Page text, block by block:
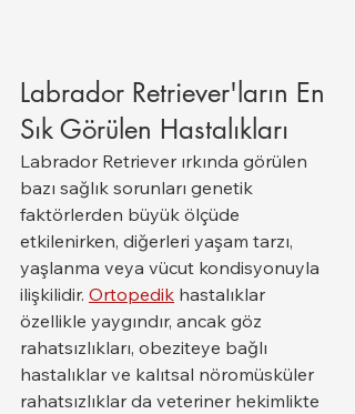
Labrador Retriever'ların En
Sık Görülen Hastalıkları
Labrador Retriever ırkında görülen
bazı sağlık sorunları genetik
faktörlerden büyük ölçüde
etkilenirken, diğerleri yaşam tarzı,
yaşlanma veya vücut kondisyonuyla
ilişkilidir. Ortopedik hastalıklar
özellikle yaygındır, ancak göz
rahatsızlıkları, obeziteye bağlı
hastalıklar ve kalıtsal nöromüsküler
rahatsızlıklar da veteriner hekimlikte